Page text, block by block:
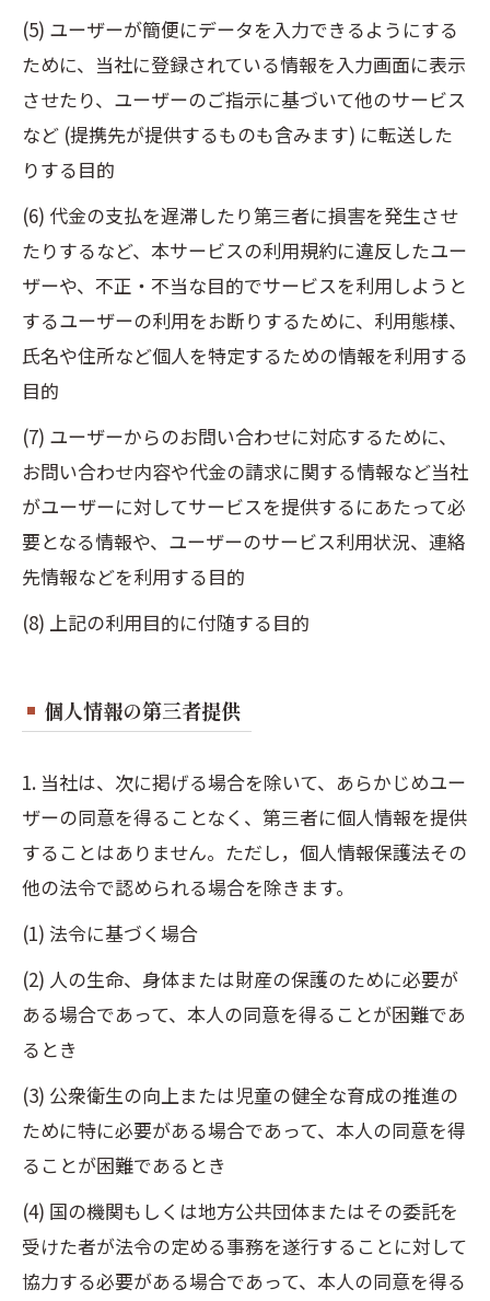
(5) ユーザーが簡便にデータを入力できるようにする
ために、当社に登録されている情報を入力画面に表示
させたり、ユーザーのご指示に基づいて他のサービス
など (提携先が提供するものも含みます) に転送した
りする目的
(6) 代金の支払を遅滞したり第三者に損害を発生させ
たりするなど、本サービスの利用規約に違反したユー
ザーや、不正・不当な目的でサービスを利用しようと
するユーザーの利用をお断りするために、利用態様、
氏名や住所など個人を特定するための情報を利用する
目的
(7) ユーザーからのお問い合わせに対応するために、
お問い合わせ内容や代金の請求に関する情報など当社
がユーザーに対してサービスを提供するにあたって必
要となる情報や、ユーザーのサービス利用状況、連絡
先情報などを利用する目的
(8) 上記の利用目的に付随する目的
個人情報の第三者提供
1. 当社は、次に掲げる場合を除いて、あらかじめユー
ザーの同意を得ることなく、第三者に個人情報を提供
することはありません。ただし，個人情報保護法その
他の法令で認められる場合を除きます。
(1) 法令に基づく場合
(2) 人の生命、身体または財産の保護のために必要が
ある場合であって、本人の同意を得ることが困難であ
るとき
(3) 公衆衛生の向上または児童の健全な育成の推進の
ために特に必要がある場合であって、本人の同意を得
ることが困難であるとき
(4) 国の機関もしくは地方公共団体またはその委託を
受けた者が法令の定める事務を遂行することに対して
協力する必要がある場合であって、本人の同意を得る